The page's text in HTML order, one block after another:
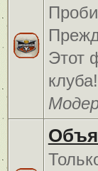
Этот
клуба!